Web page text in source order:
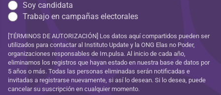
Soy candidata
Trabajo en campañas electorales
[TÉRMINOS DE AUTORIZACIÓN] Los datos aquí compartidos pueden ser
utilizados para contactar al Instituto Update y la ONG Elas no Poder,
organizaciones responsables de Im.pulsa. Al inicio de cada año,
eliminamos los registros que hayan estado en nuestra base de datos por
5 años o más. Todas las personas eliminadas serán notificadas e
invitadas a registrarse nuevamente, si así lo desean. Si lo desea, puede
cancelar su suscripción en cualquier momento.